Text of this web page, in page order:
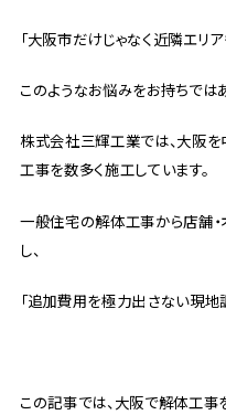
「大阪市だけじゃなく近隣エリ
このようなお悩みをお持ちでは
株式会社三輝工業では、大阪
工事を数多く施工しています。
一般住宅の解体工事から店舗・
し、
「追加費用を極力出さない現地
この記事では、大阪で解体工